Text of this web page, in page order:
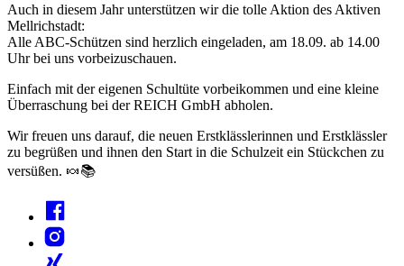
Auch in diesem Jahr unterstützen wir die tolle Aktion des Aktiven
Mellrichstadt:
Alle ABC-Schützen sind herzlich eingeladen, am 18.09. ab 14.00
Uhr bei uns vorbeizuschauen.
Einfach mit der eigenen Schultüte vorbeikommen und eine kleine
Überraschung bei der REICH GmbH abholen.
Wir freuen uns darauf, die neuen Erstklässlerinnen und Erstklässler
zu begrüßen und ihnen den Start in die Schulzeit ein Stückchen zu
versüßen. 🍬📚